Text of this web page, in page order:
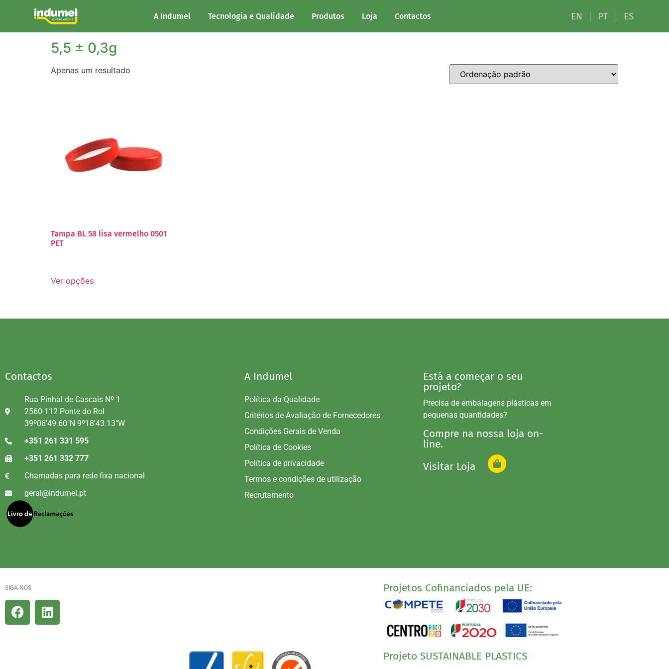
A Indumel Tecnologia e Qualidade Produtos Loja Contactos EN PT ES
/ Peso do produto / 5,5 ± 0,3g
5,5 ± 0,3g
Apenas um resultado
Tampa BL 58 lisa vermelho 0501
PET
Ver opções
Contactos
Rua Pinhal de Cascais Nº 1
2560-112 Ponte do Rol
39º06'49.60"N 9º18'43.13"W
+351 261 331 595
+351 261 332 777
Chamadas para rede fixa nacional
geral@indumel.pt
A Indumel
Política da Qualidade
Critérios de Avaliação de Fornecedores
Condições Gerais de Venda
Política de Cookies
Política de privacidade
Termos e condições de utilização
Recrutamento
Está a começar o seu
projeto?
Precisa de embalagens plásticas em
pequenas quantidades?
Compre na nossa loja on-
line.
Visitar Loja
SIGA-NOS Projetos Cofinanciados pela UE:
Projeto SUSTAINABLE PLASTICS